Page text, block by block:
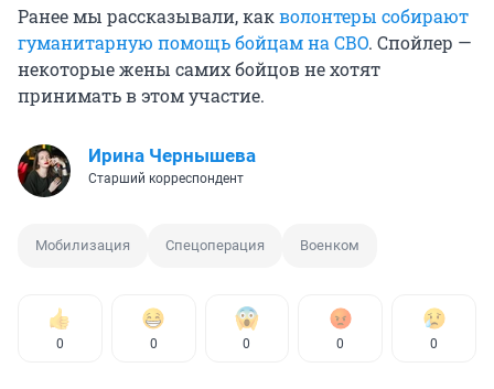
Ранее мы рассказывали, какволонтеры собирают
гуманитарную помощь бойцам на СВО. Спойлер —
некоторые жены самих бойцов не хотят
принимать в этом участие.
Ирина Чернышева
Старший корреспондент
Мобилизация Спецоперация Военком
0 0 0 0 0